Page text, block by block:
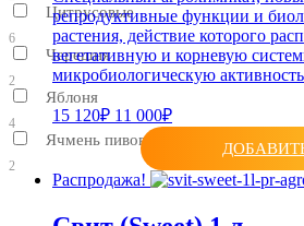
Цитрусовые
6
Черешня
2
Яблоня
4
Ячмень пивоваренный
2
репродуктивные функции и
растения, действие которого
вегетативную и корневую
микробиологическую
15 120₽ 11 000₽
Распродажа!